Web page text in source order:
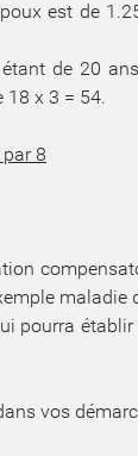
est de
de 20
x 3 = 54.
8
maladie
pourra
vos